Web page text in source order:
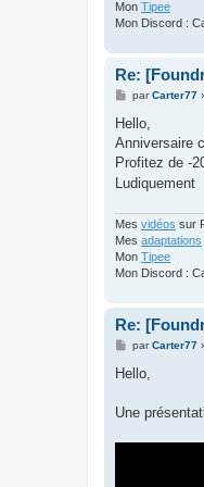
Mon Tipee
Mon Discord :
Re:
M
s
a
g
parCarter77
Hello,
Anniversaire
Profitez de -
Ludiquement
Mes vidéos sur
Mes adaptations
Mon Tipee
Mon Discord :
Re:
M
s
g
parCarter77
Hello,
Une